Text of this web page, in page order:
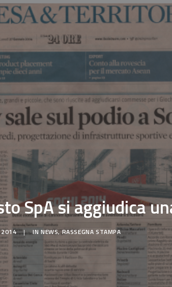
SpA si aggiudica
2014 | IN NEWS,RASSEGNA STAMPA